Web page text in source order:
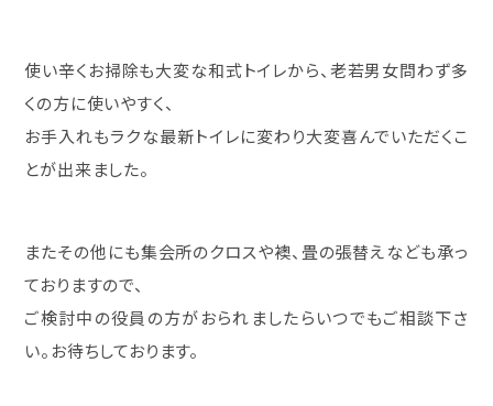
使い辛くお掃除も大変な和式トイレから、老若男女問わず多
くの方に使いやすく、
お手入れもラクな最新トイレに変わり大変喜んでいただくこ
とが出来ました。
またその他にも集会所のクロスや襖、畳の張替えなども承っ
ておりますので、
ご検討中の役員の方がおられましたらいつでもご相談下さ
い。お待ちしております。